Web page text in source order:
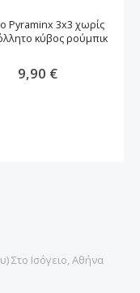
Pyraminx 3x3 χωρίς
κύβος ρούμπικ
9,90 €
Στο Ισόγειο, Αθήνα